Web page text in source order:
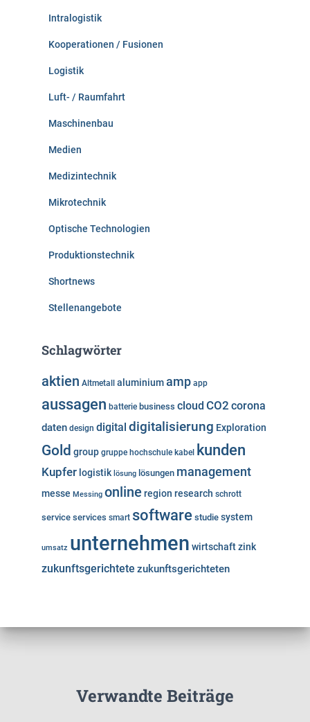
Intralogistik
Kooperationen / Fusionen
Logistik
Luft- / Raumfahrt
Maschinenbau
Medien
Medizintechnik
Mikrotechnik
Optische Technologien
Produktionstechnik
Shortnews
Stellenangebote
Schlagwörter
aktien Altmetall aluminiumamp app
aussagen batterie business cloud CO2 corona
daten design digital digitalisierung Exploration
Gold group gruppe hochschule kabel kunden
Kupfer logistik lösung lösungen management
messe Messing online region research schrott
service services smart software studie system
umsatz unternehmen wirtschaftzink
zukunftsgerichtete zukunftsgerichteten
Verwandte Beiträge